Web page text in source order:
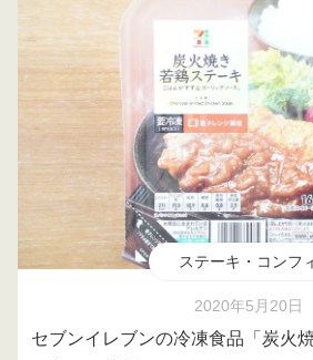
ステーキ・コンフ
2020年5月20日
セブンイレブンの冷凍食品「炭火